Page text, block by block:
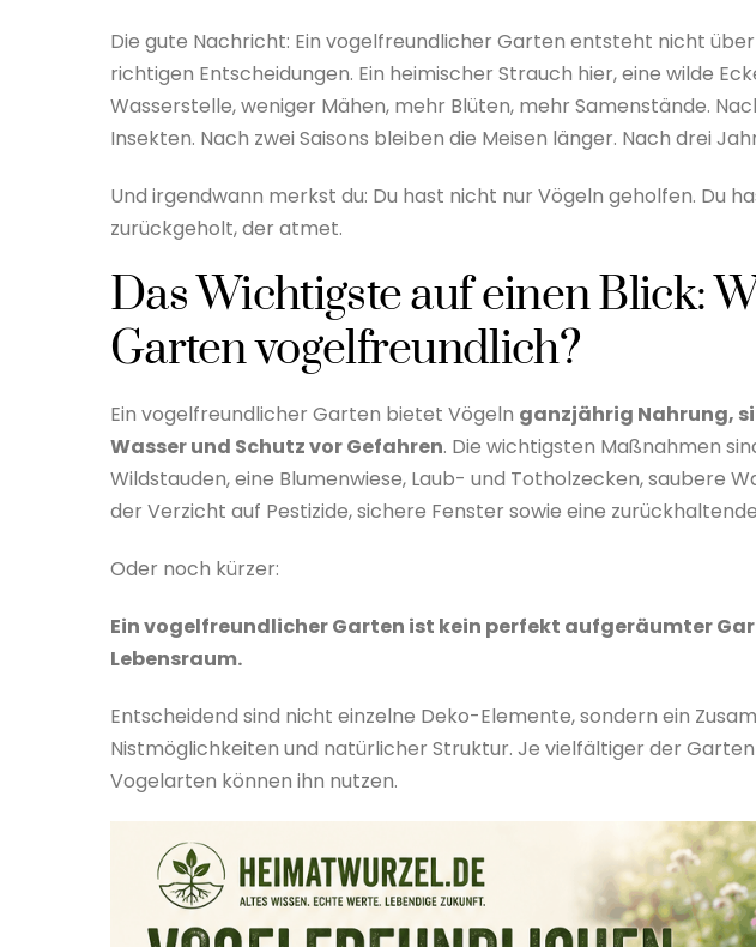
Die gute Nachricht: Ein vogelfreundlicher Garten entsteht nicht
richtigen Entscheidungen. Ein heimischer Strauch hier, eine wilde
Wasserstelle, weniger Mähen, mehr Blüten, mehr Samenstände.
Insekten. Nach zwei Saisons bleiben die Meisen länger. Nach drei
Und irgendwann merkst du: Du hast nicht nur Vögeln geholfen. Du
zurückgeholt, der atmet.
Das Wichtigste auf einen Blick:
Garten vogelfreundlich?
Ein vogelfreundlicher Garten bietet Vögeln ganzjährig Nahrung,
Wasser und Schutz vor Gefahren. Die wichtigsten Maßnahmen
Wildstauden, eine Blumenwiese, Laub- und Totholzecken, saubere
der Verzicht auf Pestizide, sichere Fenster sowie eine
Oder noch kürzer:
Ein vogelfreundlicher Garten ist kein perfekt aufgeräumter
Lebensraum.
Entscheidend sind nicht einzelne Deko-Elemente, sondern ein
Nistmöglichkeiten und natürlicher Struktur. Je vielfältiger der
Vogelarten können ihn nutzen.